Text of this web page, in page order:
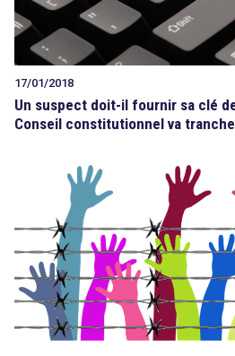
17/01/2018
Un suspect doit-il fournir sa clé
Conseil constitutionnel va